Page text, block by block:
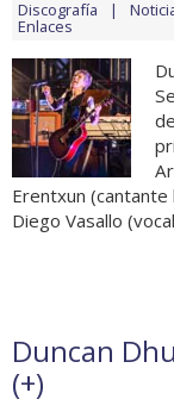
Discografía
Enlaces
Erentxun
Diego Vasallo
Duncan
(+)